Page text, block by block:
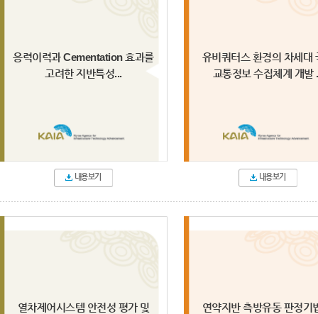
응력이력과 Cementation 효과를
고려한 지반특성...
내용보기
유비쿼터스 환경의 차세대
교통정보 수집체계 개발
내용보기
열차제어시스템 안전성 평가 및
연약지반 측방유동 판정기